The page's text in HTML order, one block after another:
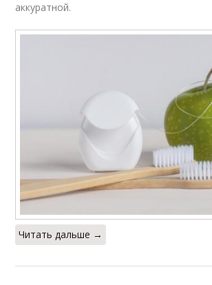
аккуратной.
Читать дальше →